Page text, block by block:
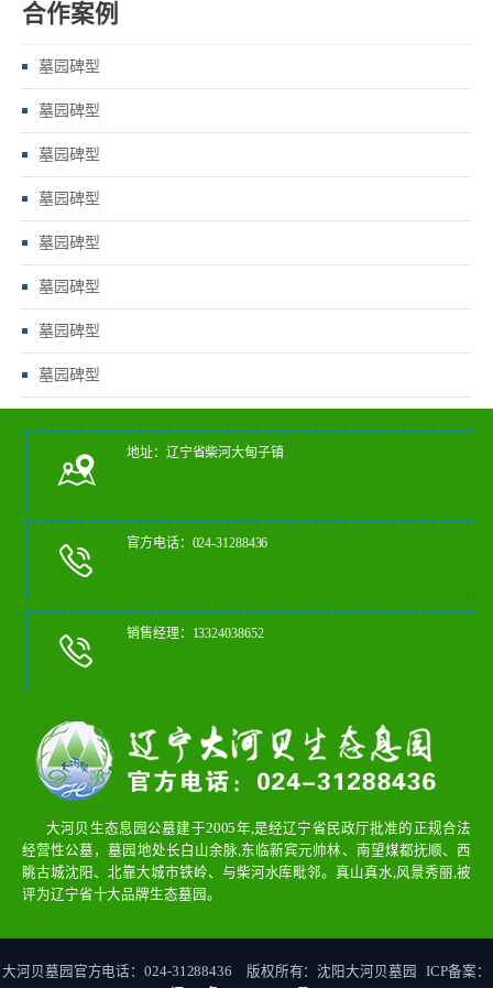
合作案例
墓园碑型
墓园碑型
墓园碑型
墓园碑型
墓园碑型
墓园碑型
墓园碑型
墓园碑型
地址：辽宁省柴河大甸子镇
官方电话：024-31288436
销售经理：13324038652
大河贝生态息园公墓建于2005年,是经辽宁省民政厅批准的正规合法
经营性公墓，墓园地处长白山余脉,东临新宾元帅林、南望煤都抚顺、西
眺古城沈阳、北靠大城市铁岭、与柴河水库毗邻。真山真水,风景秀丽,被
评为辽宁省十大品牌生态墓园。
大河贝墓园官方电话：024-31288436 版权所有：沈阳大河贝墓园 ICP备案：